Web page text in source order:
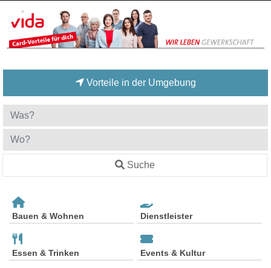
Vorteile in der Umgebung
Suche
Bauen & Wohnen Dienstleister
Essen & Trinken Events & Kultur